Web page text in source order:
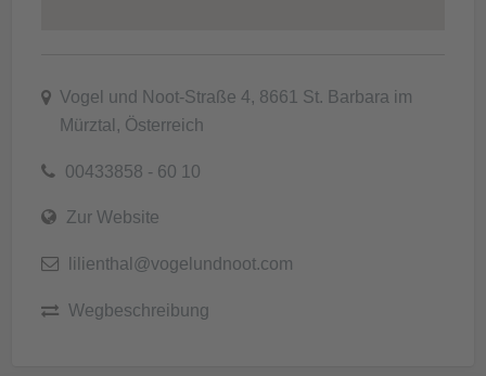
Vogel und Noot-Straße 4, 8661 St. Barbara im
Mürztal, Österreich
00433858 - 60 10
Zur Website
lilienthal@vogelundnoot.com
Wegbeschreibung